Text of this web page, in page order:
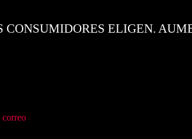
CONSUMIDORES ELIGEN.
correo